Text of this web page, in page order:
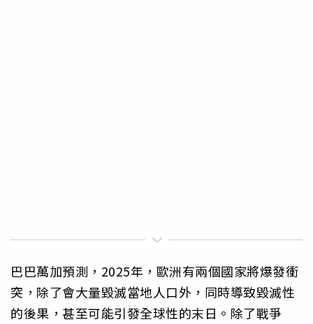
巴巴萬加預測，2025年，歐洲有兩個國家將爆發衝
突，除了會大量毀滅當地人口外，同時導致毀滅性
的後果，甚至可能引發全球性的末日。除了戰爭